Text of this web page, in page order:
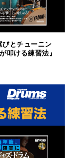
とチューニン
叩ける練習法』